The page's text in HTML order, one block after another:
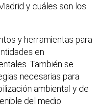
y cuáles son los
y herramientas para
en
También se
necesarias para
ambiental y de
del medio